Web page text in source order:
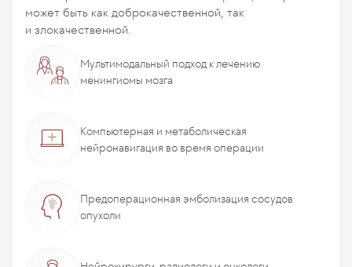
может быть как доброкачественной, так
и злокачественной.
Мультимодальный подход к лечению
менингиомы мозга
Компьютерная и метаболическая
нейронавигация во время операции
Предоперационная эмболизация сосудов
опухоли